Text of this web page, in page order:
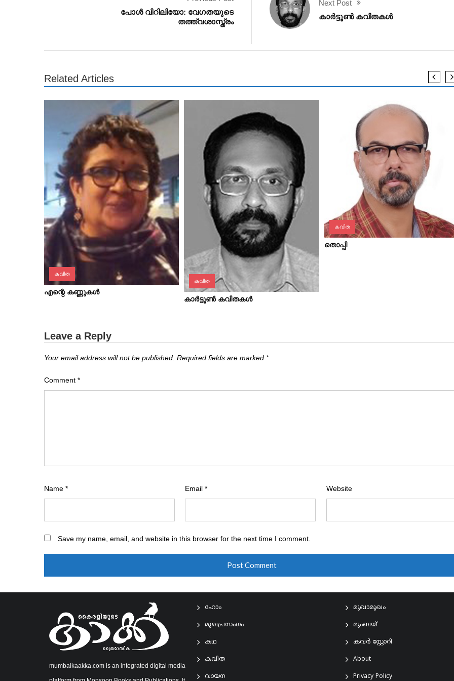
പോള്‍ വിറിലിയോ: വേഗതയുടെ
തത്ത്വശാസ്ത്രം
Next Post
കാര്‍ട്ടൂണ്‍ കവിതകള്‍
Related Articles
കവിത
എന്റെ കണ്ണുകള്‍
കവിത
കാര്‍ട്ടൂണ്‍ കവിതകള്‍
കവിത
തൊപ്പി
Leave a Reply
Your email address will not be published. Required fields are marked *
Comment *
Name * Email* Website
Save my name, email, and website in this browser for the next time I comment.
mumbaikaakka.com is an integrated digital media
ഹോം
മുഖപ്രസംഗം
കഥ
കവിത
വായന
മുഖാമുഖം
മുംബയ്
കവർ സ്റ്റോറി
About
Privacy Policy